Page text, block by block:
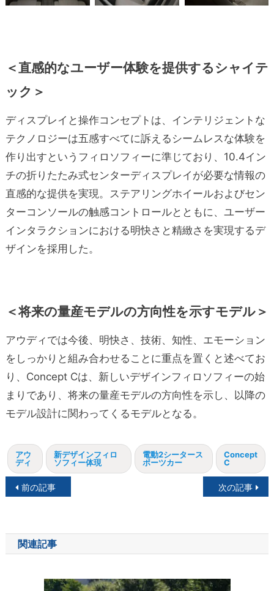
＜直感的なユーザー体験を提供するシャイテ
ック＞
ディスプレイと操作コンセプトは、インテリジェントな
テクノロジーは五感すべてに訴えるシームレスな体験を
作り出すというフィロソフィーに準じており、10.4イン
チの折りたたみ式センターディスプレイが必要な情報の
直感的な提供を実現。ステアリングホイールおよびセン
ターコンソールの触感コントロールとともに、ユーザー
インタラクションにおける明快さと精緻さを実現するデ
ザインを採用した。
＜将来の量産モデルの方向性を示すモデル＞
アウディでは今後、明快さ、技術、知性、エモーション
をしっかりと組み合わせることに重点を置くと述べてお
り、Concept Cは、新しいデザインフィロソフィーの始
まりであり、将来の量産モデルの方向性を示し、以降の
モデル設計に関わってくるモデルとなる。
アウ
ディ
新デザインフィロ
ソフィー体現
電動2シータース
ポーツカー
Concept
C
投
ナ
ビ
前の記事 次の記事
関連記事